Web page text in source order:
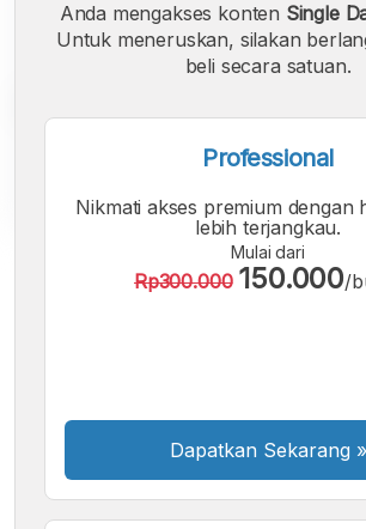
Font
A
Font
A
Font
Anda mengakses konten Single
Untuk meneruskan, silakan
beli secara satuan.
Professional
Nikmati akses premium dengan
lebih terjangkau.
Mulai dari
Rp300.000 150.000/
Dapatkan Sekarang »